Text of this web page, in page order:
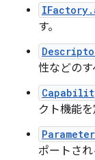
す。
性などのす
クト機能を
ポートされ